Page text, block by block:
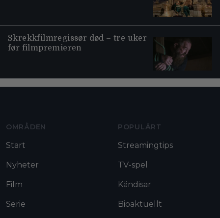
Skrekkfilmregissør død – tre uker
før filmpremieren
OMRÅDEN
Start
Nyheter
Film
Serie
POPULÄRT
Streamingtips
TV-spel
Kändisar
Bioaktuellt